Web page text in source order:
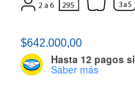
$642.000,00
Hasta 12 pagos
Saber más